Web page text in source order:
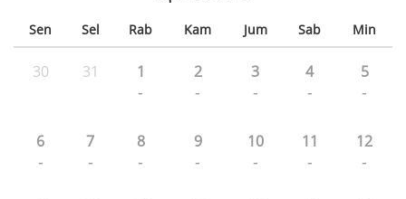
Sen Sel Rab Kam Jum Sab Min
30 31 1
-
2
-
3
-
4
-
5
-
6
-
7
-
8
-
9
-
10
-
11
-
12
-